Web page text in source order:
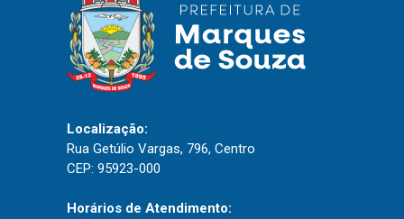
Portal do Servidor
Diário Oficial (Novo)
Diário Oficial (Até 30/04)
Recursos Humanos
Localização:
Rua Getúlio Vargas, 796, Centro
CEP: 95923-000
Horários de Atendimento: